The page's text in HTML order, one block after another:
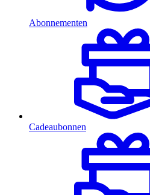
Abonnementen
Cadeaubonnen